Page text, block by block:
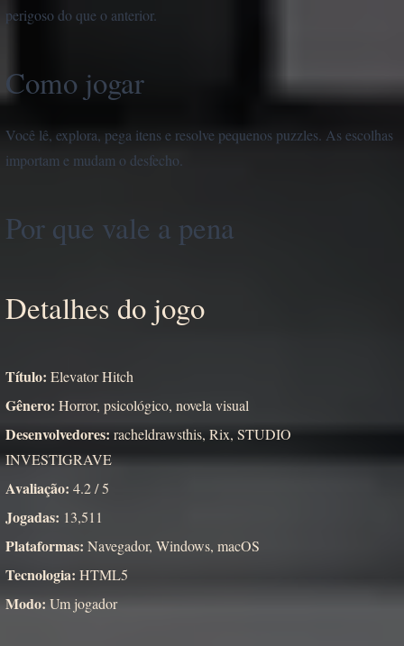
perigoso do que o anterior.
Como jogar
Você lê, explora, pega itens e resolve pequenos puzzles. As escolhas
importam e mudam o desfecho.
Por que vale a pena
Detalhes do jogo
Título: Elevator Hitch
Gênero: Horror, psicológico, novela visual
Desenvolvedores: racheldrawsthis, Rix, STUDIO
INVESTIGRAVE
Avaliação: 4.2 / 5
Jogadas: 13,511
Plataformas: Navegador, Windows, macOS
Tecnologia: HTML5
Modo: Um jogador